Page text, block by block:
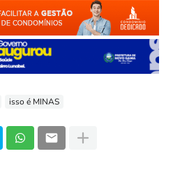
isso é MINAS